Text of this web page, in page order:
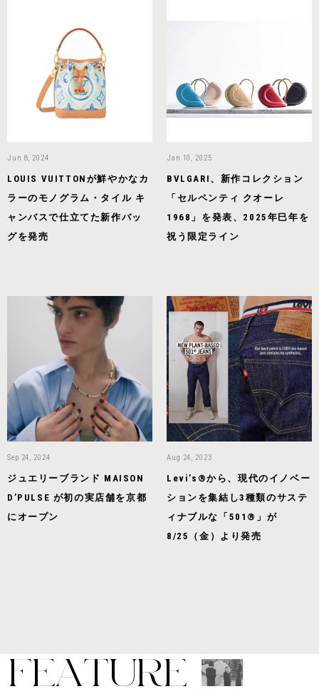
Jun 8, 2024
LOUIS VUITTONが鮮やかなカ
ラーのモノグラム・タイル キ
ャンバスで仕立てた新作バッ
グを発売
Jan 10, 2025
BVLGARI、新作コレクション
「セルペンティ クオーレ
1968」を発表、2025年巳年を
祝う限定ライン
Sep 24, 2024
ジュエリーブランド MAISON
D’PULSE が初の実店舗を京都
にオープン
Aug 24, 2023
Levi’s®から、現代のイノベー
ションを集結し3種類のサステ
ィナブルな「501®」が
8/25（金）より発売
FEATURE